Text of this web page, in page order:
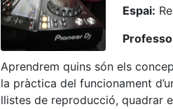
Espai:
Aprendrem quins són els
la pràctica del funcionament
llistes de reproducció, quadrar